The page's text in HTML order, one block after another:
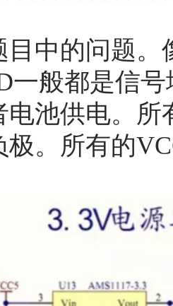
目中的问题
一般都是信
电池供电。
极。所有的